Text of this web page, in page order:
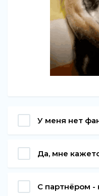
У меня нет
Да, мне
С партнёром -